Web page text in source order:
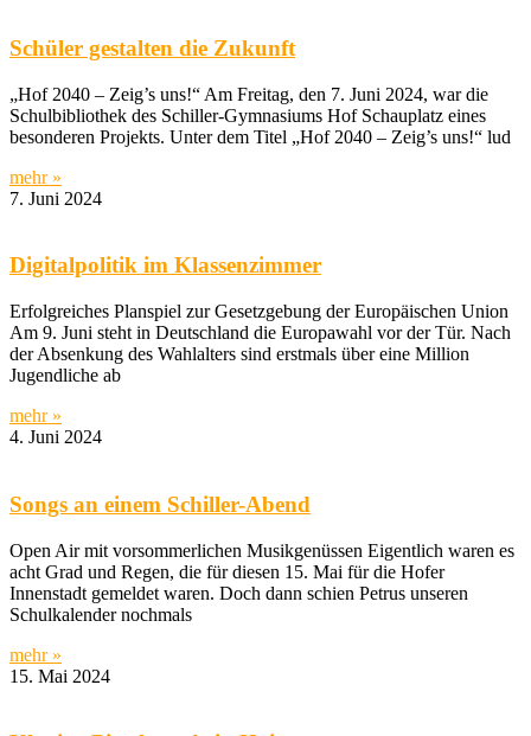
Schüler gestalten die Zukunft
„Hof 2040 – Zeig’s uns!“ Am Freitag, den 7. Juni 2024, war die
Schulbibliothek des Schiller-Gymnasiums Hof Schauplatz eines
besonderen Projekts. Unter dem Titel „Hof 2040 – Zeig’s uns!“ lud
mehr »
7. Juni 2024
Digitalpolitik im Klassenzimmer
Erfolgreiches Planspiel zur Gesetzgebung der Europäischen Union
Am 9. Juni steht in Deutschland die Europawahl vor der Tür. Nach
der Absenkung des Wahlalters sind erstmals über eine Million
Jugendliche ab
mehr »
4. Juni 2024
Songs an einem Schiller-Abend
Open Air mit vorsommerlichen Musikgenüssen Eigentlich waren es
acht Grad und Regen, die für diesen 15. Mai für die Hofer
Innenstadt gemeldet waren. Doch dann schien Petrus unseren
Schulkalender nochmals
mehr »
15. Mai 2024